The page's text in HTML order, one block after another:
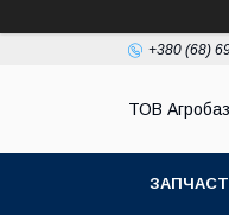
+380 (68)
ТОВ